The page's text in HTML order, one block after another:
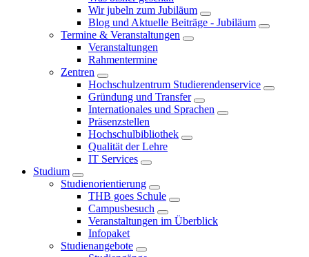
Wir jubeln zum Jubiläum
Blog und Aktuelle Beiträge - Jubiläum
Termine & Veranstaltungen
Veranstaltungen
Rahmentermine
Zentren
Hochschulzentrum Studierendenservice
Gründung und Transfer
Internationales und Sprachen
Präsenzstellen
Hochschulbibliothek
Qualität der Lehre
IT Services
Studium
Studienorientierung
THB goes Schule
Campusbesuch
Veranstaltungen im Überblick
Infopaket
Studienangebote